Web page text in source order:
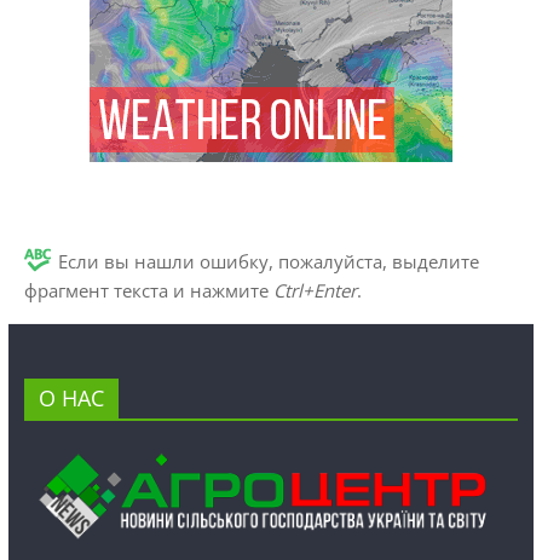
Если вы нашли ошибку, пожалуйста, выделите
фрагмент текста и нажмите Ctrl+Enter.
О НАС